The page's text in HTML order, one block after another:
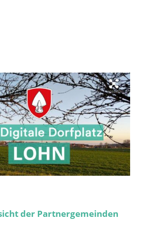
der Partnergemeinden